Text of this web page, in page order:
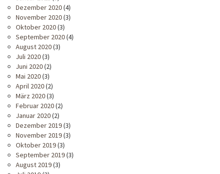
Dezember 2020(4)
November 2020(3)
Oktober 2020(3)
September 2020(4)
August 2020(3)
Juli 2020(3)
Juni 2020(2)
Mai 2020(3)
April 2020(2)
März 2020(3)
Februar 2020(2)
Januar 2020(2)
Dezember 2019(3)
November 2019(3)
Oktober 2019(3)
September 2019(3)
August 2019(3)